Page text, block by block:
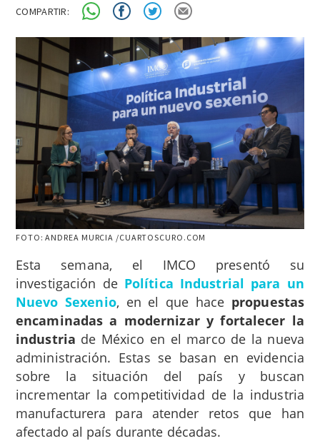
COMPARTIR:
FOTO: ANDREA MURCIA /CUARTOSCURO.COM
Esta semana, el IMCO presentó su
investigación de Política Industrial para un
Nuevo Sexenio, en el que hace propuestas
encaminadas a modernizar y fortalecer la
industria de México en el marco de la nueva
administración. Estas se basan en evidencia
sobre la situación del país y buscan
incrementar la competitividad de la industria
manufacturera para atender retos que han
afectado al país durante décadas.